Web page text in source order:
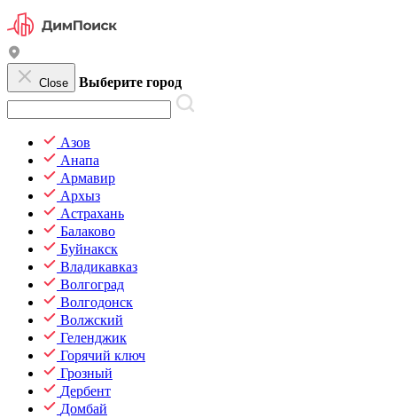
Close Выберите город
Азов
Анапа
Армавир
Архыз
Астрахань
Балаково
Буйнакск
Владикавказ
Волгоград
Волгодонск
Волжский
Геленджик
Горячий ключ
Грозный
Дербент
Домбай